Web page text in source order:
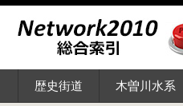
歴史街道 木曽川水系